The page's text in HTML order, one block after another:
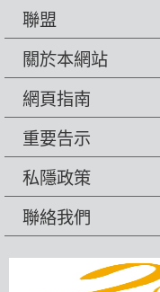
聯盟
關於本網站
網頁指南
重要告示
私隱政策
聯絡我們